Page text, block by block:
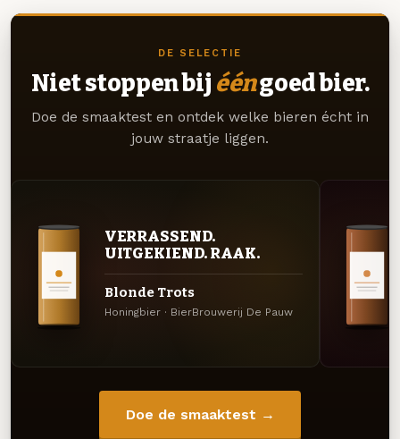
DE SELECTIE
Niet stoppen bij ééngoed bier.
Doe de smaaktest en ontdek welke bieren écht in
jouw straatje liggen.
VERRASSEND.
UITGEKIEND. RAAK.
Blonde Trots
Honingbier · BierBrouwerij De Pauw
Doe de smaaktest →